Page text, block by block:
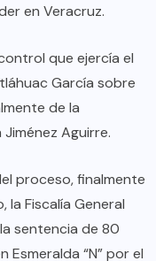
en Veracruz.
que ejercía el
García sobre
de la
Aguirre.
proceso, finalmente
Fiscalía General
sentencia de 80
Esmeralda “N” por el